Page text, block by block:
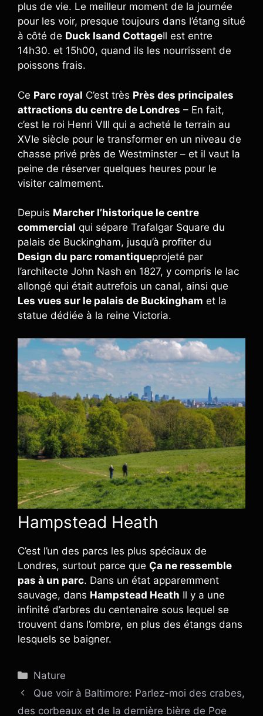
plus de vie. Le meilleur moment de la journée
pour les voir, presque toujours dans l’étang situé
à côté de Duck Isand CottageIl est entre
14h30. et 15h00, quand ils les nourrissent de
poissons frais.
Ce Parc royal C’est très Près des principales
attractions du centre de Londres – En fait,
c’est le roi Henri VIII qui a acheté le terrain au
XVIe siècle pour le transformer en un niveau de
chasse privé près de Westminster – et il vaut la
peine de réserver quelques heures pour le
visiter calmement.
Depuis Marcher l’historique le centre
commercial qui sépare Trafalgar Square du
palais de Buckingham, jusqu’à profiter du
Design du parc romantiqueprojeté par
l’architecte John Nash en 1827, y compris le lac
allongé qui était autrefois un canal, ainsi que
Les vues sur le palais de Buckingham et la
statue dédiée à la reine Victoria.
Hampstead Heath
C’est l’un des parcs les plus spéciaux de
Londres, surtout parce que Ça ne ressemble
pas à un parc. Dans un état apparemment
sauvage, dans Hampstead Heath Il y a une
infinité d’arbres du centenaire sous lequel se
trouvent dans l’ombre, en plus des étangs dans
lesquels se baigner.
Catégories
Nature
Que voir à Baltimore: Parlez-moi des crabes,
des corbeaux et de la dernière bière de Poe